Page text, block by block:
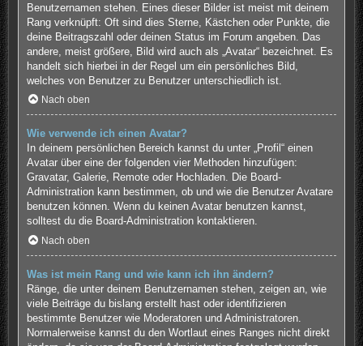
Benutzernamen stehen. Eines dieser Bilder ist meist mit deinem
Rang verknüpft: Oft sind dies Sterne, Kästchen oder Punkte, die
deine Beitragszahl oder deinen Status im Forum angeben. Das
andere, meist größere, Bild wird auch als „Avatar“ bezeichnet. Es
handelt sich hierbei in der Regel um ein persönliches Bild,
welches von Benutzer zu Benutzer unterschiedlich ist.
Nach oben
Wie verwende ich einen Avatar?
In deinem persönlichen Bereich kannst du unter „Profil“ einen
Avatar über eine der folgenden vier Methoden hinzufügen:
Gravatar, Galerie, Remote oder Hochladen. Die Board-
Administration kann bestimmen, ob und wie die Benutzer Avatare
benutzen können. Wenn du keinen Avatar benutzen kannst,
solltest du die Board-Administration kontaktieren.
Nach oben
Was ist mein Rang und wie kann ich ihn ändern?
Ränge, die unter deinem Benutzernamen stehen, zeigen an, wie
viele Beiträge du bislang erstellt hast oder identifizieren
bestimmte Benutzer wie Moderatoren und Administratoren.
Normalerweise kannst du den Wortlaut eines Ranges nicht direkt